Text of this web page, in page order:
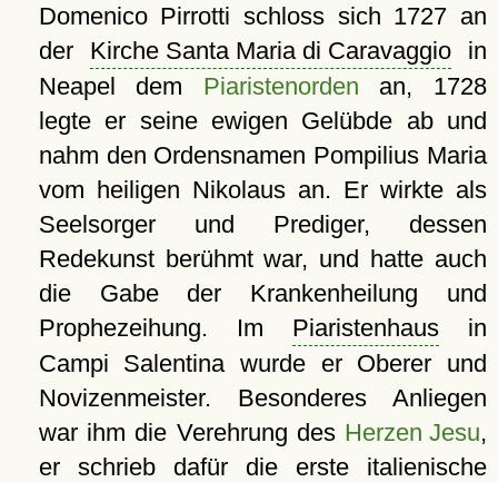
Domenico Pirrotti schloss sich 1727 an
der Kirche Santa Maria di Caravaggioin
Neapel dem Piaristenorden an, 1728
legte er seine ewigen Gelübde ab und
nahm den Ordensnamen Pompilius Maria
vom heiligen Nikolaus an. Er wirkte als
Seelsorger und Prediger, dessen
Redekunst berühmt war, und hatte auch
die Gabe der Krankenheilung und
Prophezeihung. Im Piaristenhausin
Campi Salentina wurde er Oberer und
Novizenmeister. Besonderes Anliegen
war ihm die Verehrung des Herzen Jesu,
er schrieb dafür die erste italienische